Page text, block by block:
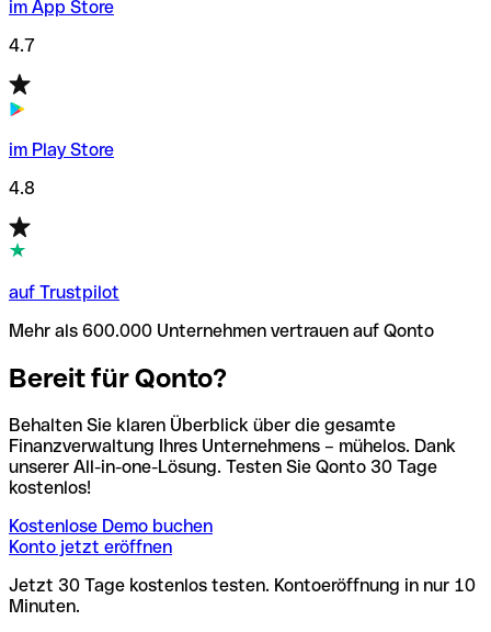
im App Store
4.7
im Play Store
4.8
auf Trustpilot
Mehr als 600.000 Unternehmen vertrauen auf Qonto
Bereit für Qonto?
Behalten Sie klaren Überblick über die gesamte
Finanzverwaltung Ihres Unternehmens – mühelos. Dank
unserer All-in-one-Lösung. Testen Sie Qonto 30 Tage
kostenlos!
Kostenlose Demo buchen
Konto jetzt eröffnen
Jetzt 30 Tage kostenlos testen. Kontoeröffnung in nur 10
Minuten.